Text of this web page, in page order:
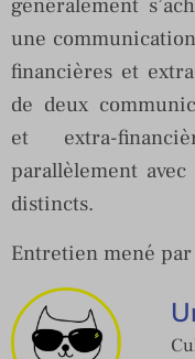
généralement
une
financières et
de deux
et extra-
parallèlement
distincts.
Entretien mené